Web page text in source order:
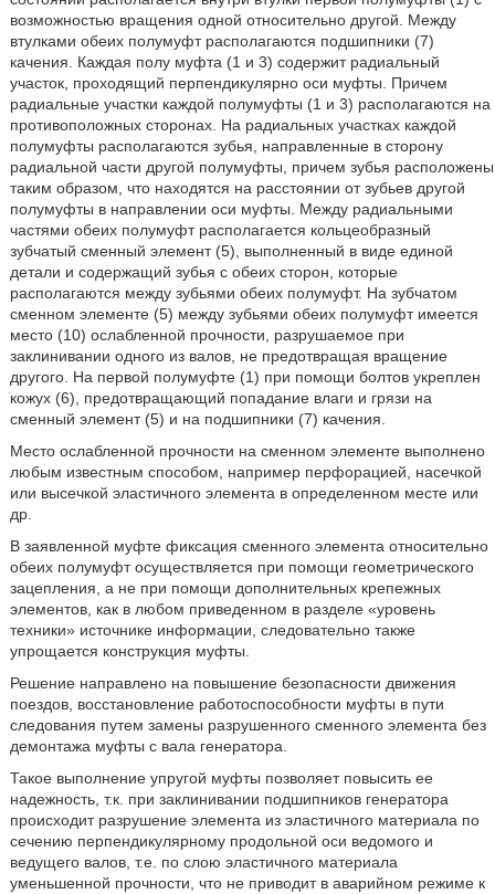
возможностью вращения одной относительно другой. Между
втулками обеих полумуфт располагаются подшипники (7)
качения. Каждая полу муфта (1 и 3) содержит радиальный
участок, проходящий перпендикулярно оси муфты. Причем
радиальные участки каждой полумуфты (1 и 3) располагаются на
противоположных сторонах. На радиальных участках каждой
полумуфты располагаются зубья, направленные в сторону
радиальной части другой полумуфты, причем зубья расположены
таким образом, что находятся на расстоянии от зубьев другой
полумуфты в направлении оси муфты. Между радиальными
частями обеих полумуфт располагается кольцеобразный
зубчатый сменный элемент (5), выполненный в виде единой
детали и содержащий зубья с обеих сторон, которые
располагаются между зубьями обеих полумуфт. На зубчатом
сменном элементе (5) между зубьями обеих полумуфт имеется
место (10) ослабленной прочности, разрушаемое при
заклинивании одного из валов, не предотвращая вращение
другого. На первой полумуфте (1) при помощи болтов укреплен
кожух (6), предотвращающий попадание влаги и грязи на
сменный элемент (5) и на подшипники (7) качения.
Место ослабленной прочности на сменном элементе выполнено
любым известным способом, например перфорацией, насечкой
или высечкой эластичного элемента в определенном месте или
др.
В заявленной муфте фиксация сменного элемента относительно
обеих полумуфт осуществляется при помощи геометрического
зацепления, а не при помощи дополнительных крепежных
элементов, как в любом приведенном в разделе «уровень
техники» источнике информации, следовательно также
упрощается конструкция муфты.
Решение направлено на повышение безопасности движения
поездов, восстановление работоспособности муфты в пути
следования путем замены разрушенного сменного элемента без
демонтажа муфты с вала генератора.
Такое выполнение упругой муфты позволяет повысить ее
надежность, т.к. при заклинивании подшипников генератора
происходит разрушение элемента из эластичного материала по
сечению перпендикулярному продольной оси ведомого и
ведущего валов, т.е. по слою эластичного материала
уменьшенной прочности, что не приводит в аварийном режиме к